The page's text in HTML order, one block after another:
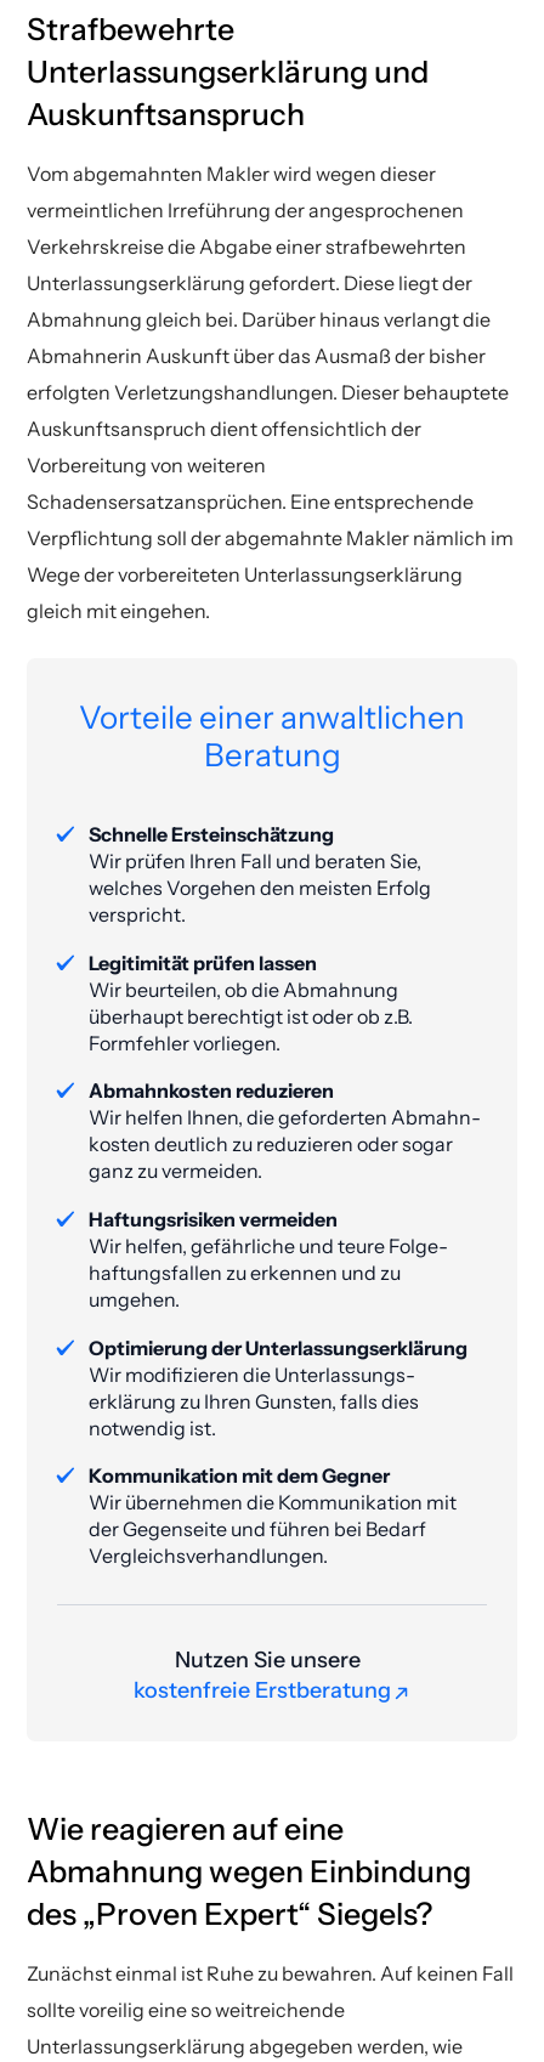
Strafbewehrte
Unterlassungserklärung und
Auskunftsanspruch
Vom abgemahnten Makler wird wegen dieser
vermeintlichen Irreführung der angesprochenen
Verkehrskreise die Abgabe einer strafbewehrten
Unterlassungserklärung gefordert. Diese liegt der
Abmahnung gleich bei. Darüber hinaus verlangt die
Abmahnerin Auskunft über das Ausmaß der bisher
erfolgten Verletzungshandlungen. Dieser behauptete
Auskunftsanspruch dient offensichtlich der
Vorbereitung von weiteren
Schadensersatzansprüchen. Eine entsprechende
Verpflichtung soll der abgemahnte Makler nämlich im
Wege der vorbereiteten Unterlassungserklärung
gleich mit eingehen.
Vorteile einer anwaltlichen
Beratung
Schnelle Ersteinschätzung
Wir prüfen Ihren Fall und beraten Sie,
welches Vorgehen den meisten Erfolg
verspricht.
Legitimität prüfen lassen
Wir beurteilen, ob die Abmahnung
überhaupt berechtigt ist oder ob z.B.
Formfehler vorliegen.
Abmahnkosten reduzieren
Wir helfen Ihnen, die geforderten Abmahn­
kosten deutlich zu reduzieren oder sogar
ganz zu vermeiden​.
Haftungsrisiken vermeiden
Wir helfen, gefährliche und teure Folge­
haftungs­fallen zu erkennen und zu
umgehen.
Optimierung der Unterlassungs­erklärung
Wir modifizieren die Unterlassungs­
erklärung zu Ihren Gunsten, falls dies
notwendig ist.
Kommunikation mit dem Gegner
Wir übernehmen die Kommunikation mit
der Gegenseite und führen bei Bedarf
Vergleichsverhandlungen.
Nutzen Sie unsere
kostenfreie Erstberatung
Wie reagieren auf eine
Abmahnung wegen Einbindung
des „Proven Expert“ Siegels?
Zunächst einmal ist Ruhe zu bewahren. Auf keinen Fall
sollte voreilig eine so weitreichende
Unterlassungserklärung abgegeben werden, wie